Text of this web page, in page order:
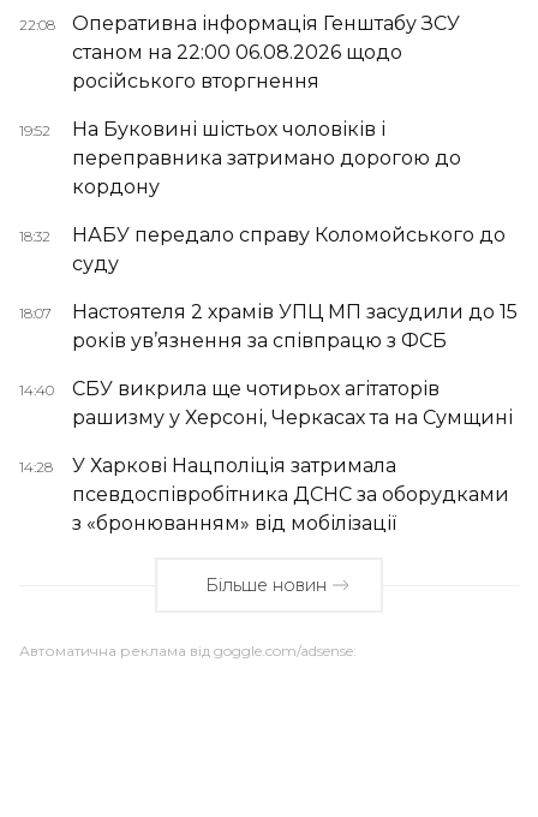
22:08
Оперативна інформація Генштабу ЗСУ
станом на 22:00 06.08.2026 щодо
російського вторгнення
19:52
На Буковині шістьох чоловіків і
переправника затримано дорогою до
кордону
18:32
НАБУ передало справу Коломойського до
суду
18:07
Настоятеля 2 храмів УПЦ МП засудили до 15
років ув’язнення за співпрацю з ФСБ
14:40
СБУ викрила ще чотирьох агітаторів
рашизму у Херсоні, Черкасах та на Сумщині
14:28
У Харкові Нацполіція затримала
псевдоспівробітника ДСНС за оборудками
з «бронюванням» від мобілізації
Більше новин
Автоматична реклама від goggle.com/adsense: